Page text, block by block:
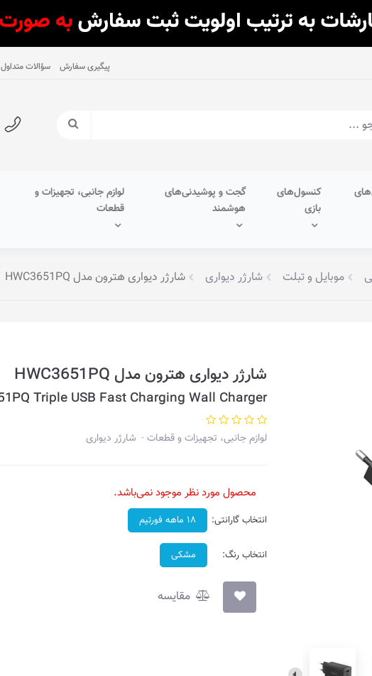
پیگیری سفارش سؤالات متداول
کنسول‌های
بازی
گجت و پوشیدنی‌های
هوشمند
لوازم جانبی، تجهیزات و
قطعات
موبایل و تبلت شارژر دیواری شارژر دیواری هترون مدل HWC3651PQ
شارژر دیواری هترون مدل HWC3651PQ
Triple USB Fast Charging Wall Charger
لوازم جانبی، تجهیزات و قطعات شارژر دیواری
محصول مورد نظر موجود نمی‌باشد.
انتخاب گارانتی: ۱۸ ماهه فورتیم
انتخاب رنگ: مشکی
مقایسه